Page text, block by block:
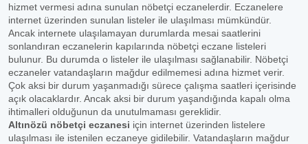
hizmet vermesi adına sunulan nöbetçi eczanelerdir. Eczanelere
internet üzerinden sunulan listeler ile ulaşılması mümkündür.
Ancak internete ulaşılamayan durumlarda mesai saatlerini
sonlandıran eczanelerin kapılarında nöbetçi eczane listeleri
bulunur. Bu durumda o listeler ile ulaşılması sağlanabilir. Nöbetçi
eczaneler vatandaşların mağdur edilmemesi adına hizmet verir.
Çok aksi bir durum yaşanmadığı sürece çalışma saatleri içerisinde
açık olacaklardır. Ancak aksi bir durum yaşandığında kapalı olma
ihtimalleri olduğunun da unutulmaması gereklidir.
Altınözü nöbetçi eczanesi için internet üzerinden listelere
ulaşılması ile istenilen eczaneye gidilebilir. Vatandaşların mağdur